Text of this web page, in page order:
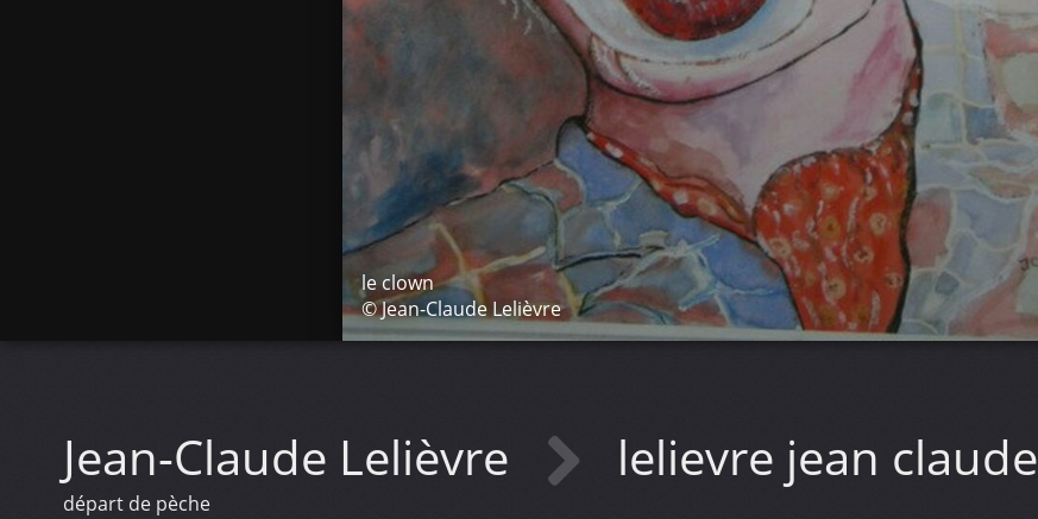
le clown
© Jean-Claude Lelièvre
Jean-Claude Lelièvre lelievre jean claude
départ de pèche